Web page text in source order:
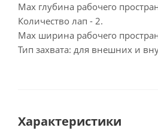
Мах глубина рабочего
Количество лап - 2.
Мах ширина рабочего
Тип захвата: для внешних и
Характеристики